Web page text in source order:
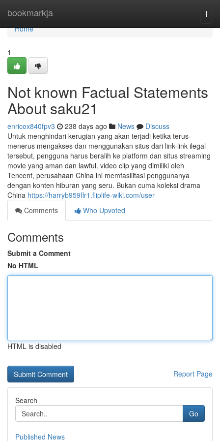
bookmarkja
Home
Home
1
Not known Factual Statements
About saku21
enricox840fpv3 238 days ago News
Discuss
Untuk menghindari kerugian yang akan terjadi ketika terus-
menerus mengakses dan menggunakan situs dari link-link ilegal
tersebut, pengguna harus beralih ke platform dan situs streaming
movie yang aman dan lawful. video clip yang dimiliki oleh
Tencent, perusahaan China ini memfasilitasi penggunanya
dengan konten hiburan yang seru. Bukan cuma koleksi drama
China https://harryb959flr1.fliplife-wiki.com/user
Comments
Who Upvoted
Comments
Submit a Comment
No HTML
HTML is disabled
Report Page
Search
Go
Published News